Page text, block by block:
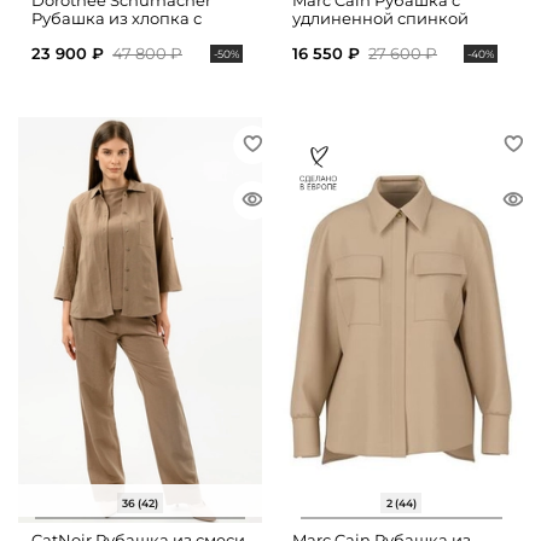
Рубашка из хлопка с
23 900 ₽ 47 800 ₽ -50%
удлиненной спинкой
16 550 ₽ 27 600 ₽ -40%
36 (42) 2 (44)